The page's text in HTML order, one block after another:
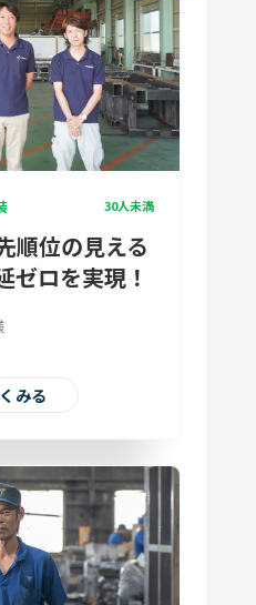
30人未満
順位の見える
ゼロを実現！
みる